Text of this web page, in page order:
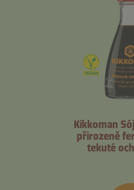
Kikkoman
přirozeně
tekuté